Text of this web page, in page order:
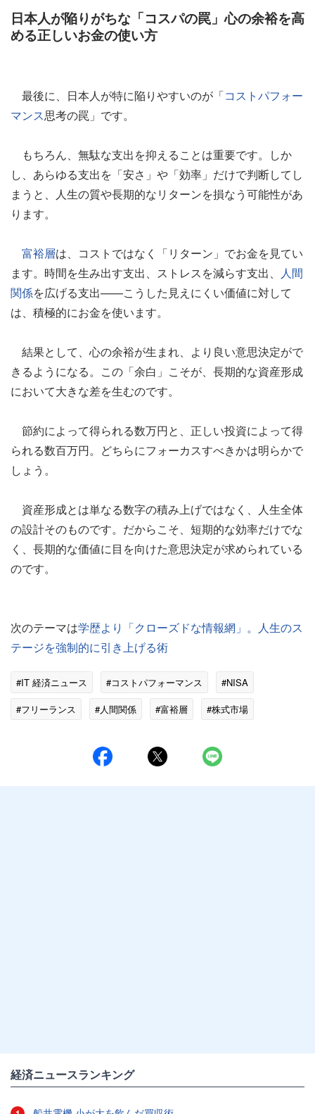
日本人が陥りがちな「コスパの罠」心の余裕を高
める正しいお金の使い方
最後に、日本人が特に陥りやすいのが「コストパフォー
マンス思考の罠」です。
もちろん、無駄な支出を抑えることは重要です。しか
し、あらゆる支出を「安さ」や「効率」だけで判断してし
まうと、人生の質や長期的なリターンを損なう可能性があ
ります。
富裕層は、コストではなく「リターン」でお金を見てい
ます。時間を生み出す支出、ストレスを減らす支出、 人間
関係を広げる支出——こうした見えにくい価値に対して
は、積極的にお金を使います。
結果として、心の余裕が生まれ、より良い意思決定がで
きるようになる。この「余白」こそが、長期的な資産形成
において大きな差を生むのです。
節約によって得られる数万円と、正しい投資によって得
られる数百万円。どちらにフォーカスすべきかは明らかで
しょう。
資産形成とは単なる数字の積み上げではなく、人生全体
の設計そのものです。だからこそ、短期的な効率だけでな
く、長期的な価値に目を向けた意思決定が求められている
のです。
次のテーマは学歴より「クローズドな情報網」。人生のス
テージを強制的に引き上げる術
#IT 経済ニュース #コストパフォーマンス
#NISA
#フリーランス
#人間関係 #富裕層 #株式市場
経済ニュースランキング